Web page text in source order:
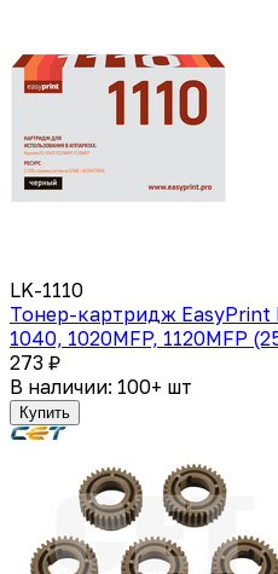
LK-1110
Тонер-картридж EasyPrint
1040, 1020MFP, 1120MFP
273 ₽
В наличии: 100+ шт
Купить